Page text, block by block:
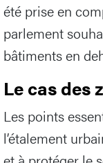
été prise en
parlement
bâtiments en
Le cas des
Les points
l’étalement